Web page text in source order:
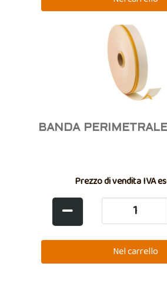
BANDA
Prezzo di vendita IVA